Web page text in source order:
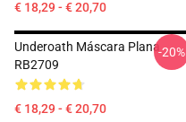
€ 18,29 - € 20,70
Underoath Máscara Plana
RB2709
€ 18,29 - € 20,70
-20%